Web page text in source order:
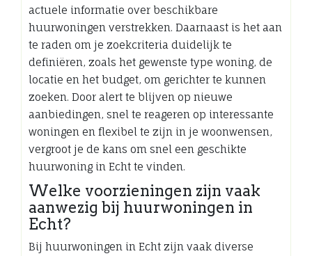
actuele informatie over beschikbare
huurwoningen verstrekken. Daarnaast is het aan
te raden om je zoekcriteria duidelijk te
definiëren, zoals het gewenste type woning, de
locatie en het budget, om gerichter te kunnen
zoeken. Door alert te blijven op nieuwe
aanbiedingen, snel te reageren op interessante
woningen en flexibel te zijn in je woonwensen,
vergroot je de kans om snel een geschikte
huurwoning in Echt te vinden.
Welke voorzieningen zijn vaak
aanwezig bij huurwoningen in
Echt?
Bij huurwoningen in Echt zijn vaak diverse